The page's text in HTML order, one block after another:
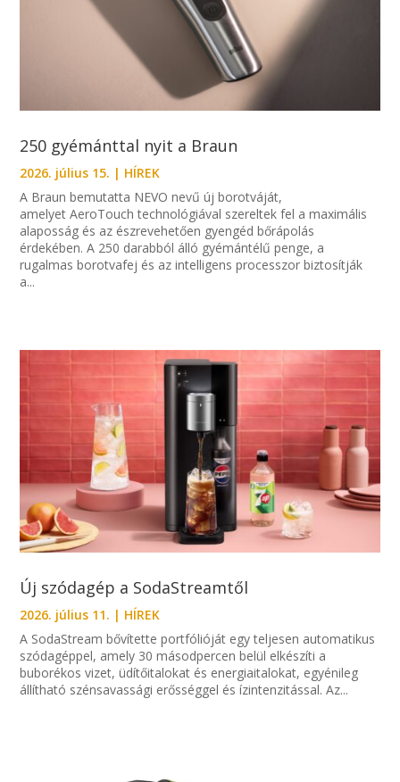
250 gyémánttal nyit a Braun
2026. július 15. | HÍREK
A Braun bemutatta NEVO nevű új borotváját,
amelyet AeroTouch technológiával szereltek fel a maximális
alaposság és az észrevehetően gyengéd bőrápolás
érdekében. A 250 darabból álló gyémántélű penge, a
rugalmas borotvafej és az intelligens processzor biztosítják
a...
Új szódagép a SodaStreamtől
2026. július 11. | HÍREK
A SodaStream bővítette portfólióját egy teljesen automatikus
szódagéppel, amely 30 másodpercen belül elkészíti a
buborékos vizet, üdítőitalokat és energiaitalokat, egyénileg
állítható szénsavassági erősséggel és ízintenzitással. Az...